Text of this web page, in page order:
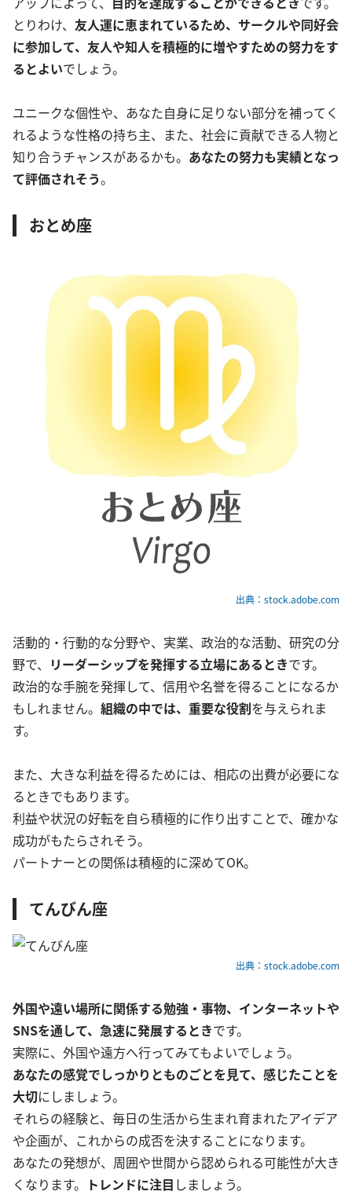
とりわけ、 友人運に恵まれているため、サークルや同好会
に参加して、友人や知人を積極的に増やすための努力をす
るとよいでしょう。
ユニークな個性や、あなた自身に足りない部分を補ってく
れるような性格の持ち主、また、社会に貢献できる人物と
知り合うチャンスがあるかも。 あなたの努力も実績となっ
て評価されそう。
おとめ座
出典：stock.adobe.com
活動的・行動的な分野や、実業、政治的な活動、研究の分
野で、
リーダーシップを発揮する立場にあるときです。
政治的な手腕を発揮して、信用や名誉を得ることになるか
もしれません。 組織の中では、重要な役割を与えられま
す。
また、大きな利益を得るためには、相応の出費が必要にな
るときでもあります。
利益や状況の好転を自ら積極的に作り出すことで、確かな
成功がもたらされそう。
パートナーとの関係は積極的に深めてOK。
てんびん座
出典：stock.adobe.com
外国や遠い場所に関係する勉強・事物、インターネットや
SNSを通して、急速に発展するときです。
実際に、外国や遠方へ行ってみてもよいでしょう。
あなたの感覚でしっかりとものごとを見て、感じたことを
大切にしましょう。
それらの経験と、毎日の生活から生まれ育まれたアイデア
や企画が、これからの成否を決することになります。
あなたの発想が、周囲や世間から認められる可能性が大き
くなります。
トレンドに注目 しましょう。